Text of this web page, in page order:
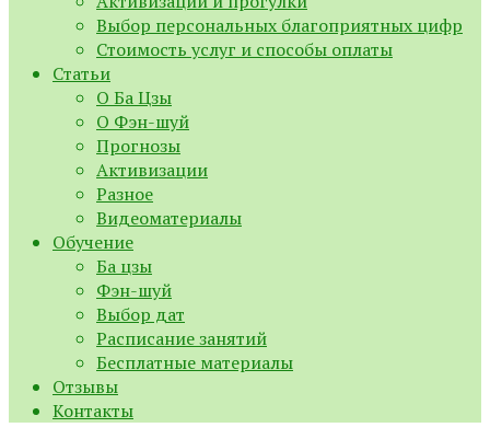
Выбор персональных благоприятных цифр
Стоимость услуг и способы оплаты
Статьи
О Ба Цзы
О Фэн-шуй
Прогнозы
Активизации
Разное
Видеоматериалы
Обучение
Ба цзы
Фэн-шуй
Выбор дат
Расписание занятий
Бесплатные материалы
Отзывы
Контакты